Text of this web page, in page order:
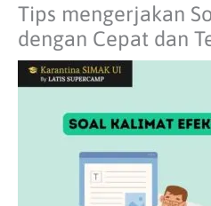
Tips mengerjakan
dengan Cepat dan